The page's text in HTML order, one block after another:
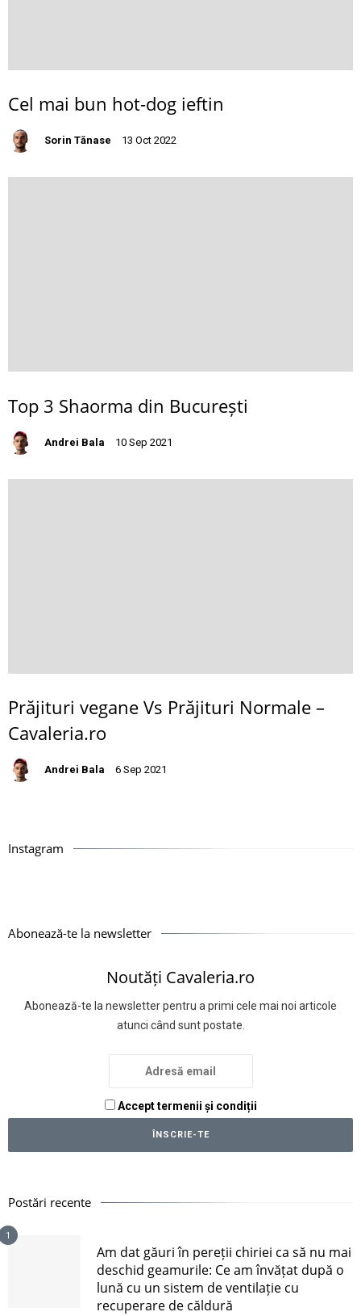
Cel mai bun hot-dog ieftin
Sorin Tănase 13 Oct 2022
Top 3 Shaorma din București
Andrei Bala 10 Sep 2021
Prăjituri vegane Vs Prăjituri Normale –
Cavaleria.ro
Andrei Bala 6 Sep 2021
Instagram
Abonează-te la newsletter
Noutăți Cavaleria.ro
Abonează-te la newsletter pentru a primi cele mai noi articole
atunci când sunt postate.
Accept termenii și condiții
Postări recente
1
Am dat găuri în pereții chiriei ca să nu mai
deschid geamurile: Ce am învățat după o
lună cu un sistem de ventilație cu
recuperare de căldură